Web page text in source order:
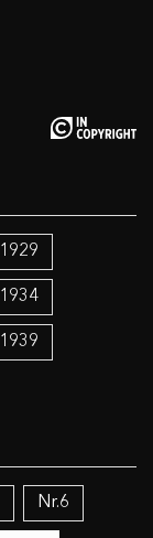
1929
1934
1939
Nr.6